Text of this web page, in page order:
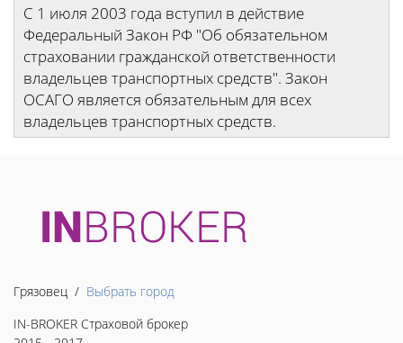
С 1 июля 2003 года вступил в действие
Федеральный Закон РФ "Об обязательном
страховании гражданской ответственности
владельцев транспортных средств". Закон
ОСАГО является обязательным для всех
владельцев транспортных средств.
Грязовец / Выбрать город
IN-BROKER Страховой брокер